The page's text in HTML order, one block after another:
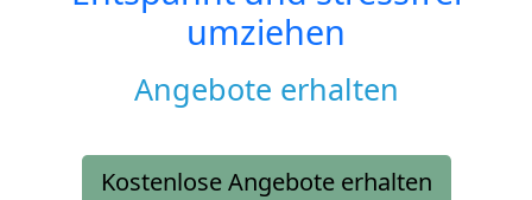
umziehen
Angebote erhalten
Kostenlose Angebote erhalten